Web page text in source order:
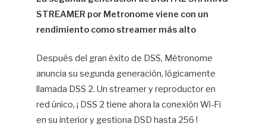
STREAMER por Metronome viene con un
rendimiento como streamer más alto
Después del gran éxito de DSS, Métronome
anuncia su segunda generación, lógicamente
llamada DSS 2. Un streamer y reproductor en
red único, ¡ DSS 2 tiene ahora la conexión Wi-Fi
en su interior y gestiona DSD hasta 256 !